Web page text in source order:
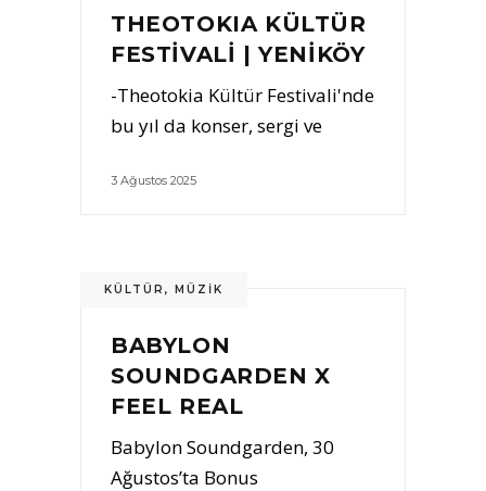
THEOTOKIA KÜLTÜR
FESTİVALİ | YENİKÖY
-Theotokia Kültür Festivali'nde
bu yıl da konser, sergi ve
3 Ağustos 2025
KÜLTÜR , MÜZIK
BABYLON
SOUNDGARDEN X
FEEL REAL
Babylon Soundgarden, 30
Ağustos’ta Bonus